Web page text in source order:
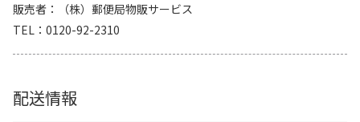
販売者
（株）郵便局物販サービス
TEL
0120-92-2310
配送情報